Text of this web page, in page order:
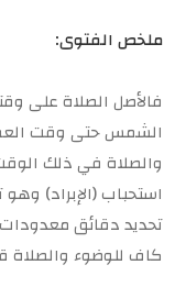
ملخص الفتوى:
فالأصل الصلاة على
الشمس حتى وقت
والصلاة في ذلك
استحباب (الإبراد)
تحديد دقائق
كاف للوضوء